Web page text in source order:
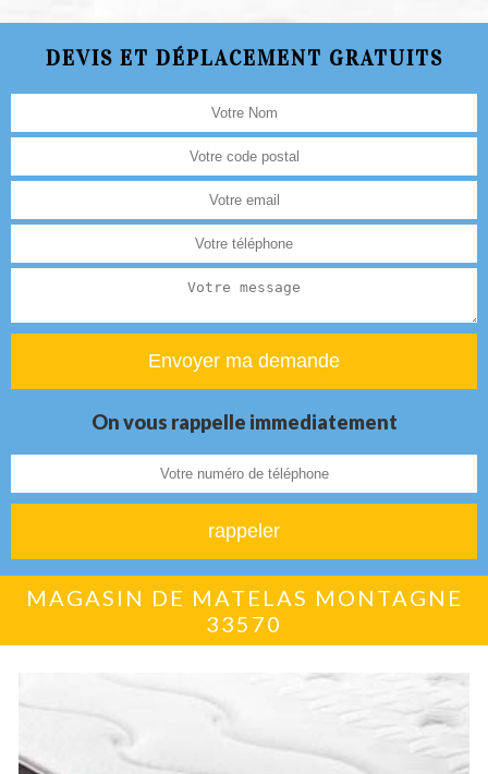
DEVIS ET DÉPLACEMENT GRATUITS
On vous rappelle immediatement
MAGASIN DE MATELAS MONTAGNE
33570